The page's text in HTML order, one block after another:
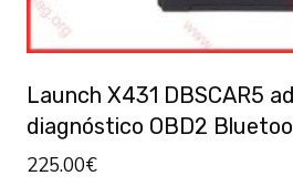
Launch X431 DBSCAR5
diagnóstico OBD2
225.00€